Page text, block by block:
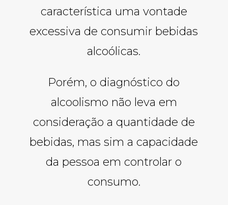
característica uma vontade
excessiva de consumir bebidas
alcoólicas.
Porém, o diagnóstico do
alcoolismo não leva em
consideração a quantidade de
bebidas, mas sim a capacidade
da pessoa em controlar o
consumo.